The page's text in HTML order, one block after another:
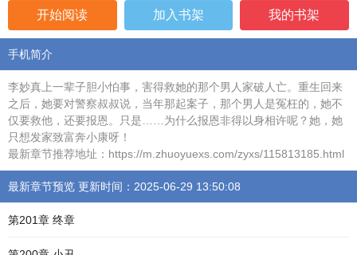
开始阅读 加入书架 我的书架
手机简介
李妙真上一辈子胆小怕事，害得救她的那个男人家破人亡。重生回来
之后，她要对警察叔叔说，当年那起案子，那个男人是冤枉的，她不
仅要救他，还要报恩。只是……为什么报恩非得以身相许呢？她，她
只想发家致富奔小康呀！
最新章节推荐地址：https://m.zhuoyuexs.com/zyxs/115813185.html
最新章节预览 更新时间：2025-06-29 13:50:08
第201章 终章